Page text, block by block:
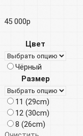
45 000р
Цвет
Чёрный
Размер
11 (29cm)
12 (30cm)
8 (26cm)